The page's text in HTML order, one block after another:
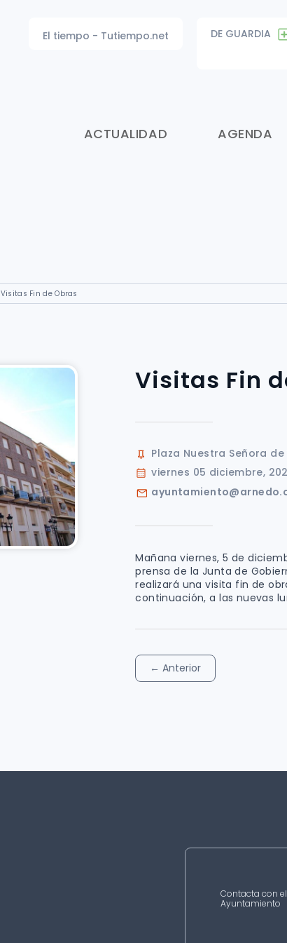
DE GUARDIA
El tiempo - Tutiempo.net
ACTUALIDAD AGENDA
Visitas Fin de Obras
Visitas Fin
Plaza Nuestra Señora de
viernes 05 diciembre,
Mañana viernes, 5 de
prensa de la Junta de
realizará una visita fin de
continuación, a las nuevas
←Anterior
Contacta con el
Ayuntamiento